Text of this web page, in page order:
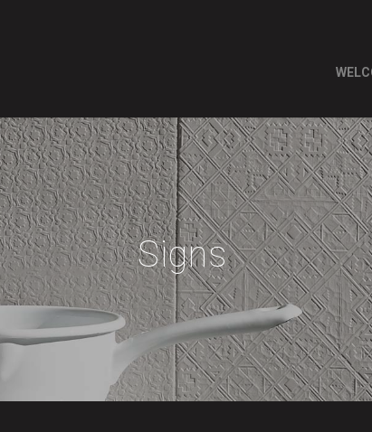
Signs